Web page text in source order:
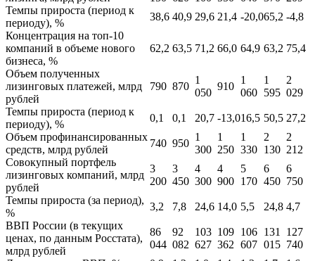
Темпы прироста (период к
периоду), %
38,6 40,9 29,6 21,4 -20,065,2 -4,8
Концентрация на топ-10
компаний в объеме нового
бизнеса, %
62,2 63,5 71,2 66,0 64,9 63,2 75,4
Объем полученных
лизинговых платежей, млрд
рублей
790 870
1
050
910
1
060
1
595
2
029
Темпы прироста (период к
периоду), %
0,1 0,1 20,7 -13,016,5 50,5 27,2
Объем профинансированных
средств, млрд рублей
740 950
1
300
1
250
1
330
2
130
2
212
Совокупный портфель
лизинговых компаний, млрд
рублей
3
200
3
450
4
300
4
900
5
170
6
450
6
750
Темпы прироста (за период),
%
3,2 7,8 24,6 14,0 5,5 24,8 4,7
ВВП России (в текущих
ценах, по данным Росстата),
млрд рублей
86
044
92
082
103
627
109
362
106
607
131
015
127
740